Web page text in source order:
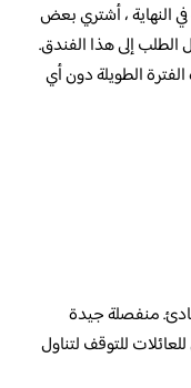
النهاية ، أشتري بعض
إلى هذا الفندق.
الطويلة دون أي
منفصلة جيدة
للتوقف لتناول